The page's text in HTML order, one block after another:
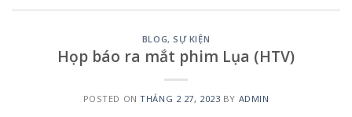
BLOG,SỰ KIỆN
Họp báo ra mắt phim Lụa (HTV)
POSTED ONTHÁNG 2 27, 2023 BY ADMIN